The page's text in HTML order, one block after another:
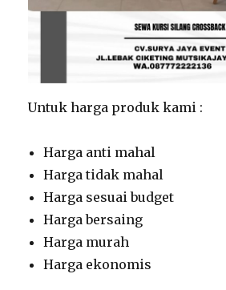
Untuk harga produk kami :
Harga anti mahal
Harga tidak mahal
Harga sesuai budget
Harga bersaing
Harga murah
Harga ekonomis